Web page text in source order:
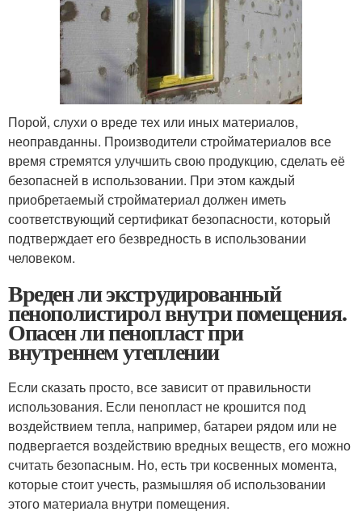
Порой, слухи о вреде тех или иных материалов,
неоправданны. Производители стройматериалов все
время стремятся улучшить свою продукцию, сделать её
безопасней в использовании. При этом каждый
приобретаемый стройматериал должен иметь
соответствующий сертификат безопасности, который
подтверждает его безвредность в использовании
человеком.
Вреден ли экструдированный
пенополистирол внутри помещения.
Опасен ли пенопласт при
внутреннем утеплении
Если сказать просто, все зависит от правильности
использования. Если пенопласт не крошится под
воздействием тепла, например, батареи рядом или не
подвергается воздействию вредных веществ, его можно
считать безопасным. Но, есть три косвенных момента,
которые стоит учесть, размышляя об использовании
этого материала внутри помещения.